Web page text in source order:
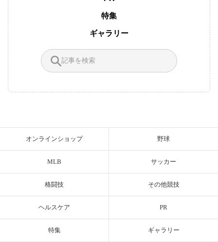
特集
ギャラリー
オンラインショップ 野球
MLB サッカー
格闘技 その他競技
ヘルスケア PR
特集 ギャラリー